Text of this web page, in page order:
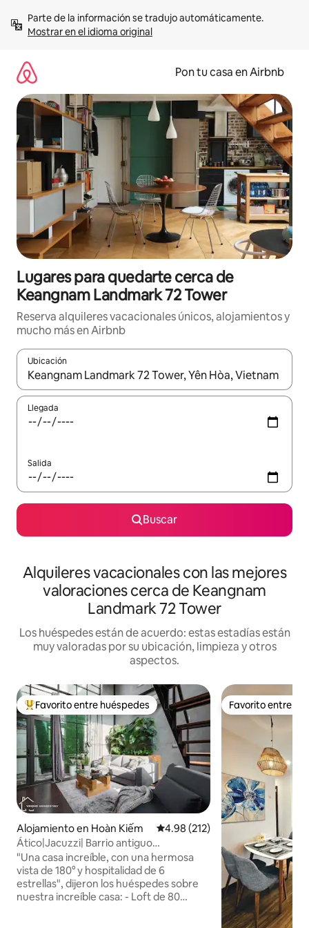
contenidoMostrar en el idioma original
Pon tu casa en Airbnb
Lugares para quedarte cerca de
Keangnam Landmark 72 Tower
Reserva alquileres vacacionales únicos, alojamientos y
mucho más en Airbnb
Ubicación
Cuando los resultados estén disponibles, navega con las
Llegada
Salida
Buscar
Alquileres vacacionales con las mejores
valoraciones cerca de Keangnam
Landmark 72 Tower
Los huéspedes están de acuerdo: estas estadías están
muy valoradas por su ubicación, limpieza y otros
aspectos.
Favorito entre huéspedes preferido
Favorito entre huéspedes
Alojamiento en Hoàn Kiếm Calificación promedio: 4.98 de
4.98 (212)
Ático|Jacuzzi| Barrio antiguo
|KitchenlNetflixTV
"Una casa increíble, con una hermosa
vista de 180° y hospitalidad de 6
estrellas", dijeron los huéspedes sobre
nuestra increíble casa: - Loft de 80
Favorito entre
Favorito entre